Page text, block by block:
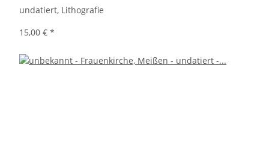
undatiert, Lithografie
15,00 € *